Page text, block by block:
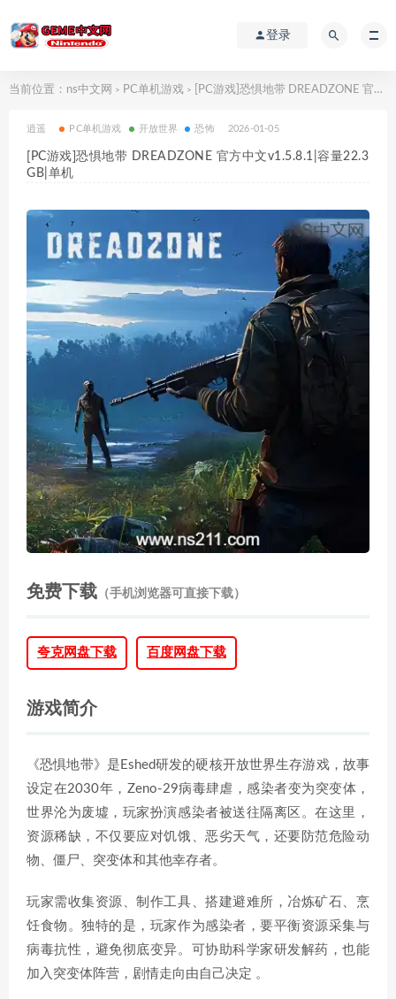
登录
当前位置： ns中文网 > PC单机游戏 > [PC游戏]恐惧地带 DREADZONE 官方中文v1.5.8.1|容量22.3GB|单机
逍遥 PC单机游戏 开放世界 恐怖 2026-01-05
[PC游戏]恐惧地带 DREADZONE 官方中文v1.5.8.1|容量22.3
GB|单机
免费下载 （手机浏览器可直接下载）
夸克网盘下载 百度网盘下载
游戏简介
《恐惧地带》是Eshed研发的硬核开放世界生存游戏，故事
设定在2030年，Zeno-29病毒肆虐，感染者变为突变体，
世界沦为废墟，玩家扮演感染者被送往隔离区。在这里，
资源稀缺，不仅要应对饥饿、恶劣天气，还要防范危险动
物、僵尸、突变体和其他幸存者。
玩家需收集资源、制作工具、搭建避难所，冶炼矿石、烹
饪食物。独特的是，玩家作为感染者，要平衡资源采集与
病毒抗性，避免彻底变异。可协助科学家研发解药，也能
加入突变体阵营，剧情走向由自己决定 。